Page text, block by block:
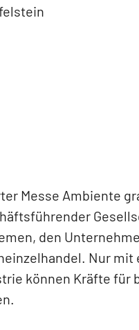
Messe Ambiente
den
Nur mit
können Kräfte für